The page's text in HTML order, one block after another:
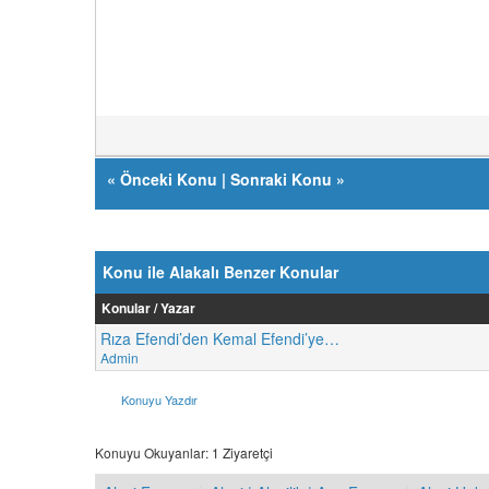
« Önceki Konu | Sonraki Konu »
Konu ile Alakalı Benzer Konular
Konular / Yazar
Rıza Efendi’den Kemal Efendi’ye…
Admin
Konuyu Yazdır
Konuyu Okuyanlar: 1 Ziyaretçi